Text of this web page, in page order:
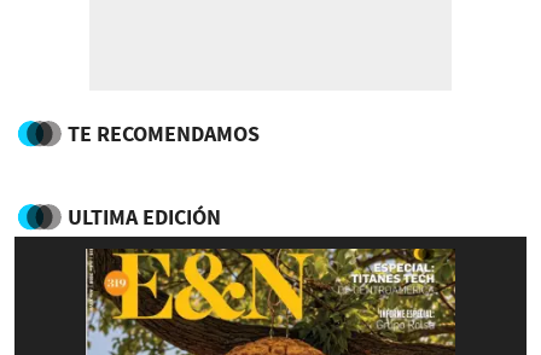
TE RECOMENDAMOS
ULTIMA EDICIÓN